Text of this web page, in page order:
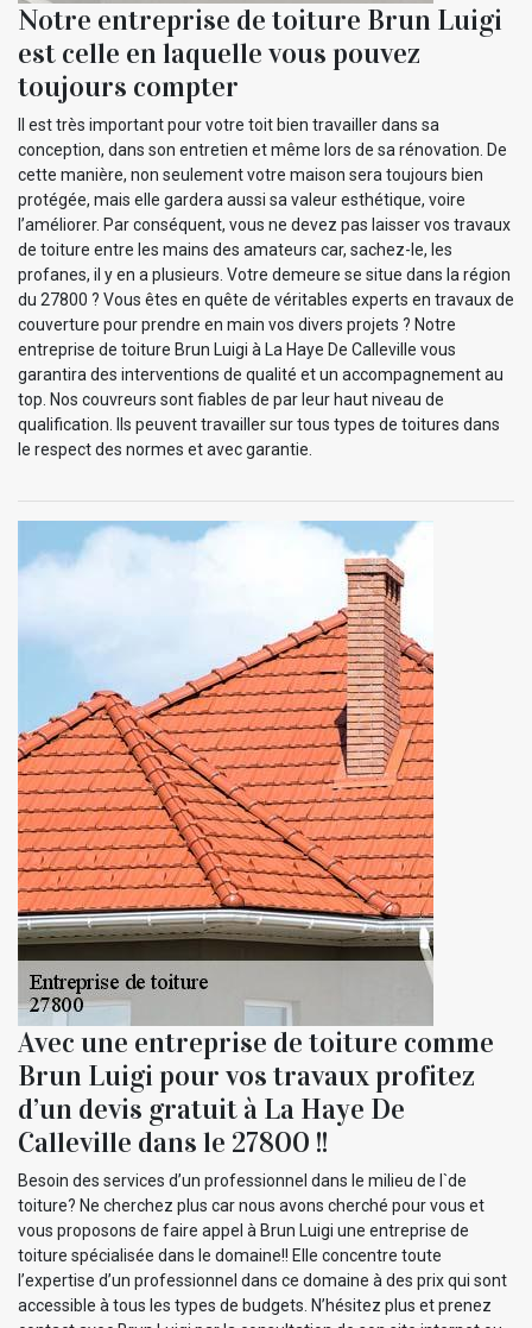
Notre entreprise de toiture Brun Luigi
est celle en laquelle vous pouvez
toujours compter
Il est très important pour votre toit bien travailler dans sa
conception, dans son entretien et même lors de sa rénovation. De
cette manière, non seulement votre maison sera toujours bien
protégée, mais elle gardera aussi sa valeur esthétique, voire
l’améliorer. Par conséquent, vous ne devez pas laisser vos travaux
de toiture entre les mains des amateurs car, sachez-le, les
profanes, il y en a plusieurs. Votre demeure se situe dans la région
du 27800 ? Vous êtes en quête de véritables experts en travaux de
couverture pour prendre en main vos divers projets ? Notre
entreprise de toiture Brun Luigi à La Haye De Calleville vous
garantira des interventions de qualité et un accompagnement au
top. Nos couvreurs sont fiables de par leur haut niveau de
qualification. Ils peuvent travailler sur tous types de toitures dans
le respect des normes et avec garantie.
Avec une entreprise de toiture comme
Brun Luigi pour vos travaux profitez
d’un devis gratuit à La Haye De
Calleville dans le 27800 !!
Besoin des services d’un professionnel dans le milieu de l`de
toiture? Ne cherchez plus car nous avons cherché pour vous et
vous proposons de faire appel à Brun Luigi une entreprise de
toiture spécialisée dans le domaine!! Elle concentre toute
l’expertise d’un professionnel dans ce domaine à des prix qui sont
accessible à tous les types de budgets. N’hésitez plus et prenez